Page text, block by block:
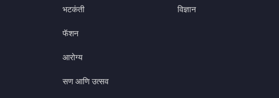
भटकंती
फॅशन
आरोग्य
सण आणि उत्सव
विज्ञान